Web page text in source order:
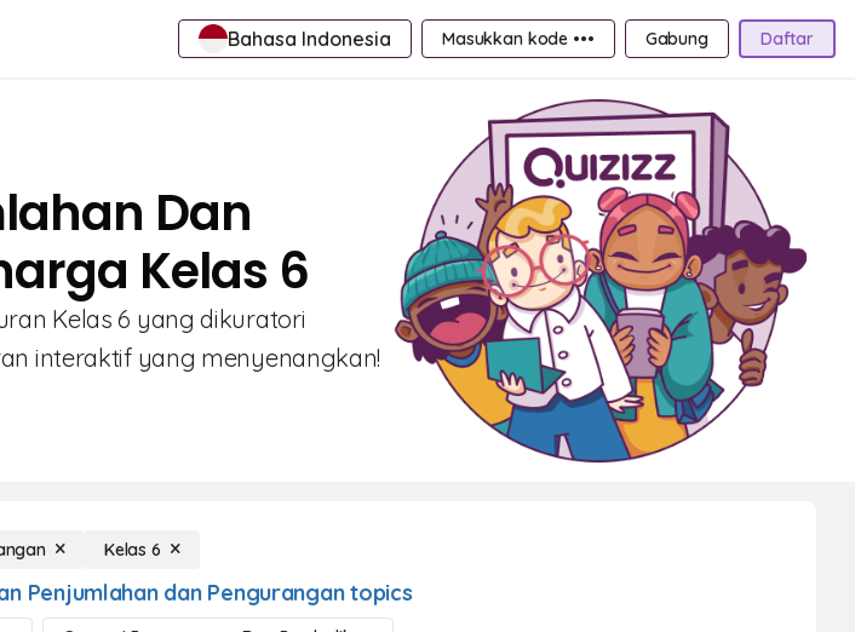
Bahasa Indonesia Masukkan kode ••• Gabung Daftar
Dan
Kelas 6
Kelas 6 yang dikuratori
interaktif yang menyenangkan!
Kelas 6
Penjumlahan dan Pengurangan topics